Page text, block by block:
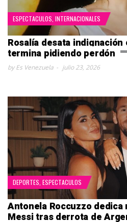
ESPECTACULOS INTERNACIONALES
Rosalía desata
termina pidiendo perdón
by Es Venezuela julio 23, 2026
DEPORTES ESPECTACULOS
Antonela Roccuzzo dedica
Messi tras derrota de